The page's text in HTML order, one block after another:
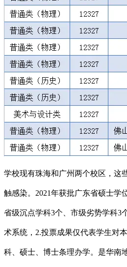
学校现有珠海和广州两个校区，这
触感染。2021年获批广东省硕士学
省级沉点学科3个、市级劣势学科3
术系统，2.投票成果仅代表学生对
科、硕士、博士条理办学。是华南